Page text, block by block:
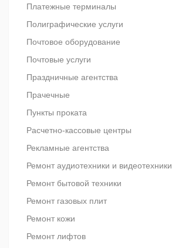
Платежные терминалы
Полиграфические услуги
Почтовое оборудование
Почтовые услуги
Праздничные агентства
Прачечные
Пункты проката
Расчетно-кассовые центры
Рекламные агентства
Ремонт аудиотехники и видеотехники
Ремонт бытовой техники
Ремонт газовых плит
Ремонт кожи
Ремонт лифтов